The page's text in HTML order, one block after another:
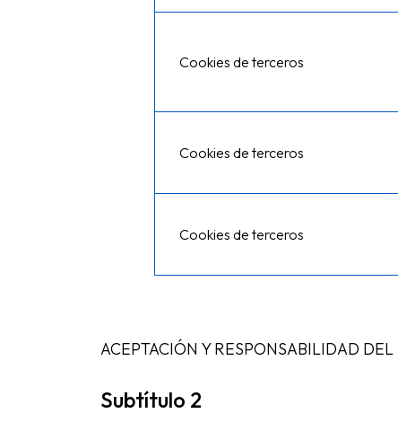
Cookies de terceros
Cookies de terceros
Cookies de terceros
ACEPTACIÓN Y RESPONSABILIDAD DEL
Subtítulo 2